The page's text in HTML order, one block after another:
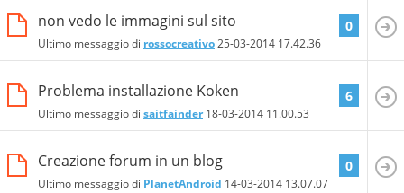
non vedo le immagini sul sito
Ultimo messaggio di rossocreativo25-03-2014 17.42.36
0
Problema installazione Koken
Ultimo messaggio di saitfainder18-03-2014 11.00.53
6
Creazione forum in un blog
Ultimo messaggio di PlanetAndroid 14-03-2014 13.07.07
0